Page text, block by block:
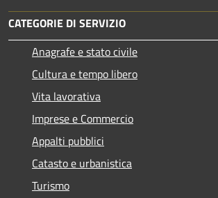
CATEGORIE DI SERVIZIO
Anagrafe e stato civile
Cultura e tempo libero
Vita lavorativa
Imprese e Commercio
Appalti pubblici
Catasto e urbanistica
Turismo